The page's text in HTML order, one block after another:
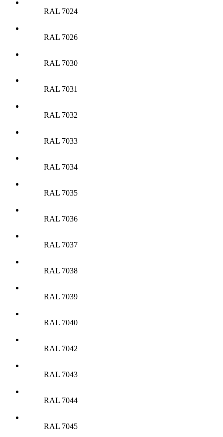
RAL 7024
RAL 7026
RAL 7030
RAL 7031
RAL 7032
RAL 7033
RAL 7034
RAL 7035
RAL 7036
RAL 7037
RAL 7038
RAL 7039
RAL 7040
RAL 7042
RAL 7043
RAL 7044
RAL 7045